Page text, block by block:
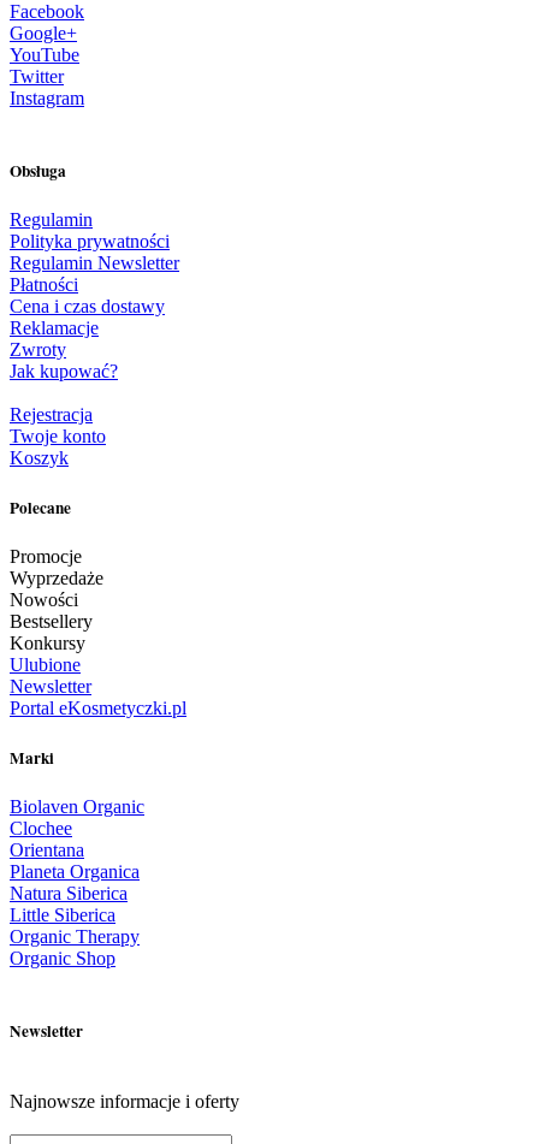
Facebook
Google+
YouTube
Twitter
Instagram
Obsługa
Regulamin
Polityka prywatności
Regulamin Newsletter
Płatności
Cena i czas dostawy
Reklamacje
Zwroty
Jak kupować?
Rejestracja
Twoje konto
Koszyk
Polecane
Promocje
Wyprzedaże
Nowości
Bestsellery
Konkursy
Ulubione
Newsletter
Portal eKosmetyczki.pl
Marki
Biolaven Organic
Clochee
Orientana
Planeta Organica
Natura Siberica
Little Siberica
Organic Therapy
Organic Shop
Newsletter
Najnowsze informacje i oferty